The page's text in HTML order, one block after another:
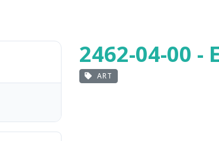
2462-04-00 -
ART